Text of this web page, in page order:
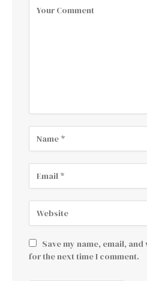
Save my name, email,
for the next time I comment.